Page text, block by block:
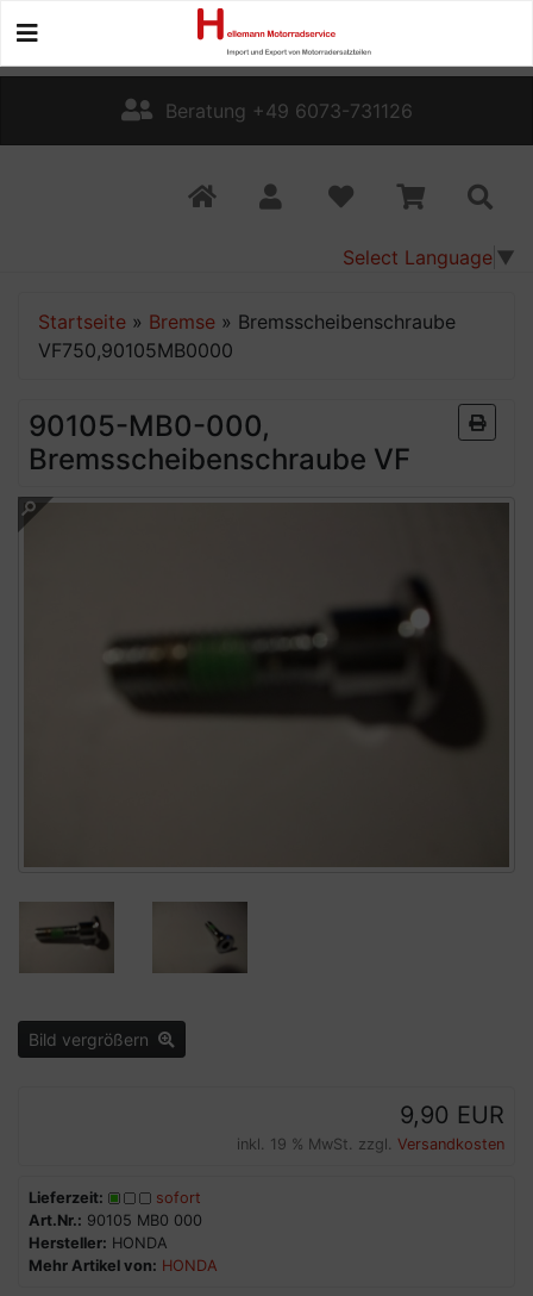
Beratung +49 6073-731126
Select Language ▼
Startseite » Bremse » Bremsscheibenschraube
VF750,90105MB0000
90105-MB0-000,
Bremsscheibenschraube VF
Bild vergrößern
9,90 EUR
inkl. 19 % MwSt. zzgl. Versandkosten
Lieferzeit:
sofort
Art.Nr.: 90105 MB0 000
Hersteller: HONDA
Mehr Artikel von: HONDA